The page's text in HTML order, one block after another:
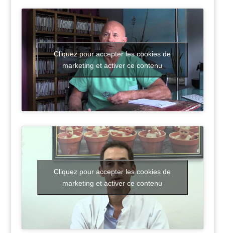
Cliquez pour accepter les cookies de
marketing et activer ce contenu
Cliquez pour accepter les cookies de
marketing et activer ce contenu